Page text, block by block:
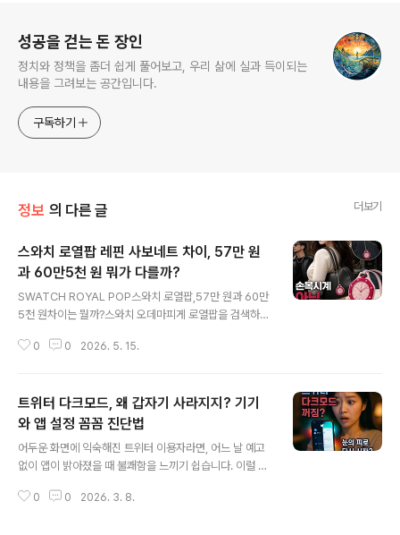
성공을 걷는 돈 장인
정치와 정책을 좀더 쉽게 풀어보고, 우리 삶에 실과 득이되는
내용을 그려보는 공간입니다.
구독하기
정보 의 다른 글 더보기
스와치 로열팝 레핀 사보네트 차이, 57만 원
과 60만5천 원 뭐가 다를까?
SWATCH ROYAL POP스와치 로열팝,57만 원과 60만
5천 원차이는 뭘까?스와치 오데마피게 로열팝을 검색하다
네트의 차이입니다. 가격도 다르고, 구조도 다르고, 스타일
결할 수 있는 포켓워치형 패션 아이템입니다.1. 레핀과 사보
네트, 가격부터 다릅니다로열팝은 같은 컬렉션 안에서도
크게 레핀(Lépine)과 사보네트(Savonnette)로 나뉩니
다. 단순한 색상 차이가 아니라, 크라운 위치와 초침 구성에
방향에 있는 포켓워치 구조입니다. 깔끔하고 대칭적인 느
0 0 2026. 5. 15.
트위터 다크모드, 왜 갑자기 사라지지? 기기
와 앱 설정 꼼꼼 진단법
어두운 화면에 익숙해진 트위터 이용자라면, 어느 날 예고
없이 앱이 밝아졌을 때 불쾌함을 느끼기 쉽습니다. 이럴 땐
과 맞물리곤 합니다. ‘설정은 손댄 적 없는데, 왜 바뀐 걸
0 0 2026. 3. 8.